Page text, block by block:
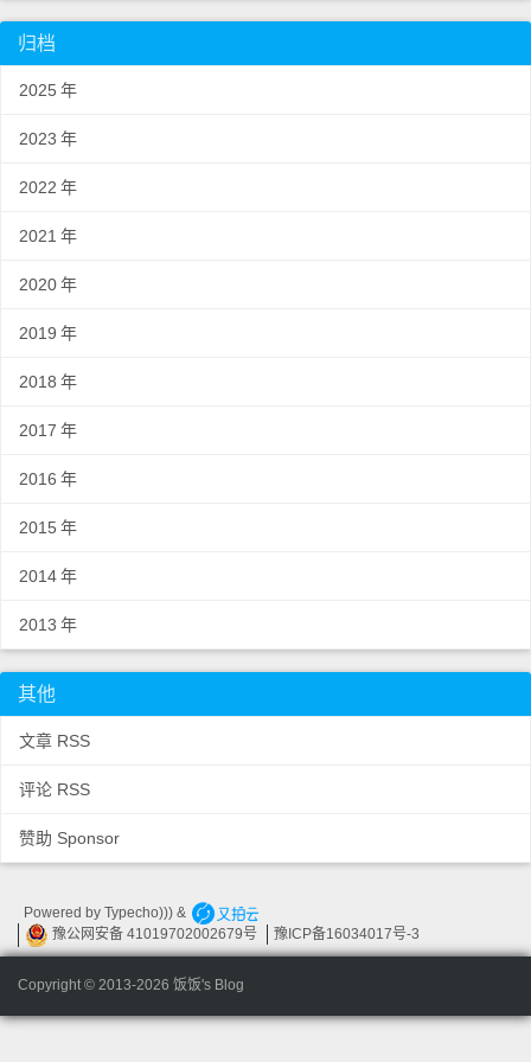
归档
2025 年
2023 年
2022 年
2021 年
2020年
2019 年
2018 年
2017 年
2016 年
2015 年
2014年
2013 年
其他
文章 RSS
评论 RSS
赞助 Sponsor
Copyright © 2013-2026 饭饭's Blog
Powered by Typecho))) &
豫公网安备 41019702002679号 豫 ICP备16034017号-3